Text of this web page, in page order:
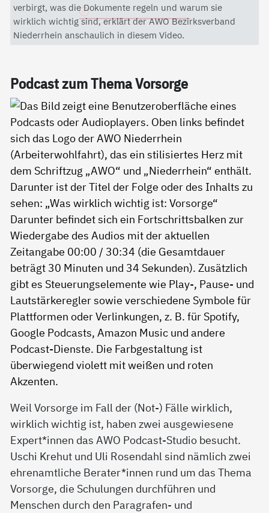
Datenschutzerklärung
verbirgt, was die Dokumente regeln und warum sie
wirklich wichtig sind, erklärt der AWO Bezirksverband
Niederrhein anschaulich in diesem Video.
Pod­cast zum The­ma Vor­sor­ge
Weil Vorsorge im Fall der (Not-) Fälle wirklich,
wirklich wichtig ist, haben zwei ausgewiesene
Expert*innen das AWO Podcast-Studio besucht.
Uschi Krehut und Uli Rosendahl sind nämlich zwei
ehrenamtliche Berater*innen rund um das Thema
Vorsorge, die Schulungen durchführen und
Menschen durch den Paragrafen- und